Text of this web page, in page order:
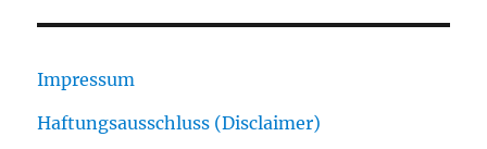
Impressum
Haftungsausschluss (Disclaimer)